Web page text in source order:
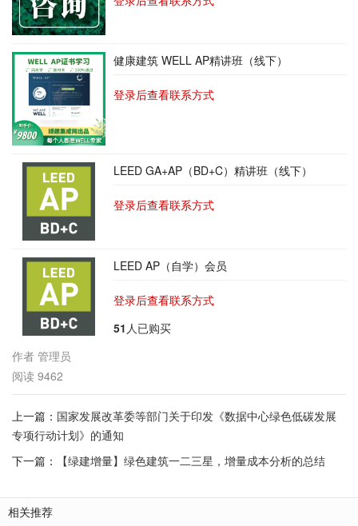
健康建筑 WELL AP精讲班（线下）
登录后查看联系方式
LEED GA+AP（BD+C）精讲班（线下）
登录后查看联系方式
LEED AP（自学）会员
登录后查看联系方式
51 人已购买
作者 管理员
阅读 9462
上一篇： 国家发展改革委等部门关于印发《数据中心绿色低碳发展
专项行动计划》的通知
下一篇：
【绿建增量】绿色建筑一二三星，增量成本分析的总结
相关推荐